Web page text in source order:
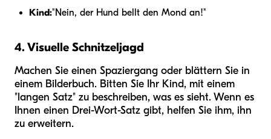
Kind:"Nein, der Hund bellt den Mond an!"
4. Visuelle Schnitzeljagd
Machen Sie einen Spaziergang oder blättern Sie in
einem Bilderbuch. Bitten Sie Ihr Kind, mit einem
"langen Satz" zu beschreiben, was es sieht. Wenn es
Ihnen einen Drei-Wort-Satz gibt, helfen Sie ihm, ihn
zu erweitern.